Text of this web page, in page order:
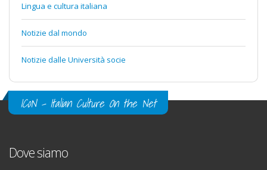
Lingua e cultura italiana
Notizie dal mondo
Notizie dalle Università socie
ICoN - Italian Culture On the Net
Dove siamo